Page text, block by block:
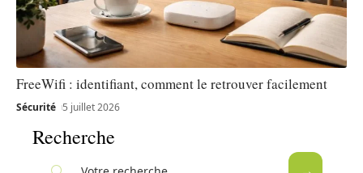
FreeWifi : identifiant, comment le retrouver facilement
Sécurité 5 juillet 2026
Recherche